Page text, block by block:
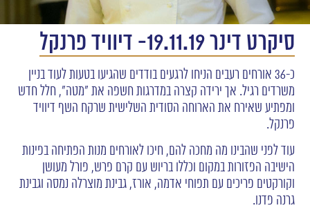
סיקרט דינר 19.11.19- דיוויד פרנקל
כ-36 אורחים רעבים הניחו לרגעים בודדים שהגיעו בטעות לעוד בניין
משרדים רגיל. אך ירידה קצרה במדרגות חשפה את "מטה", חלל חדש
ומפתיע שאירח את הארוחה הסודית השלישית שרקח השף דיוויד
פרנקל.
עוד לפני שהבינו מה מחכה להם, חיכו לאורחים מנות הפתיחה בפינות
הישיבה הפזורות במקום וכללו בריוש עם קרם פרש, פורל מעושן
וקורקטים פריכים עם תפוחי אדמה, אורז, גבינת מוצרלה נמסה וגבינת
גרנה פדנו.